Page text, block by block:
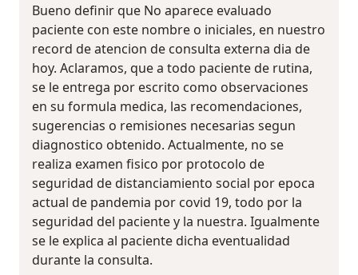
Bueno definir que No aparece evaluado
paciente con este nombre o iniciales, en nuestro
record de atencion de consulta externa dia de
hoy. Aclaramos, que a todo paciente de rutina,
se le entrega por escrito como observaciones
en su formula medica, las recomendaciones,
sugerencias o remisiones necesarias segun
diagnostico obtenido. Actualmente, no se
realiza examen fisico por protocolo de
seguridad de distanciamiento social por epoca
actual de pandemia por covid 19, todo por la
seguridad del paciente y la nuestra. Igualmente
se le explica al paciente dicha eventualidad
durante la consulta.